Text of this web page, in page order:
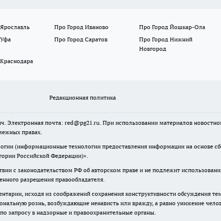
Про Город Иваново
Про Город Йошкар-Ола
Про Город Саратов
Про Город Нижний
Новгород
Редакционная политика
почта: red@pg21.ru. При использовании материалов
правах.
(информационные технологии предоставления информации на основе
Российской Федерации)».
с законодательством РФ об авторском праве и не подлежит
разрешения правообладателя.
исходя из соображений сохранения конструктивности обсуждения
рознь, возбуждающие ненависть или вражду, а равно унижение
запросу в надзорные и правоохранительные органы.